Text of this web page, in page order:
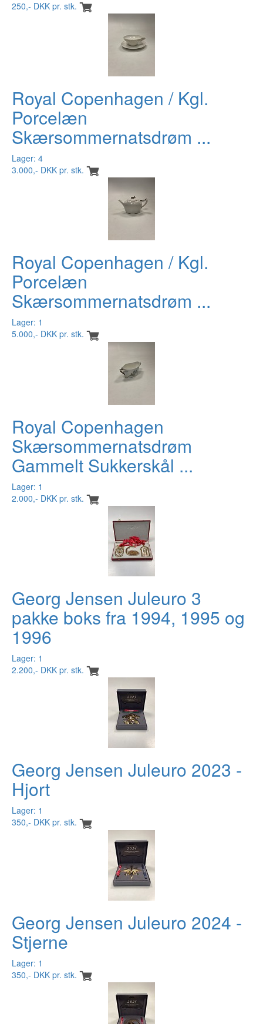
250,- DKK pr. stk.
Royal Copenhagen / Kgl.
Porcelæn
Skærsommernatsdrøm ...
Lager: 4
3.000,- DKK pr. stk.
Royal Copenhagen / Kgl.
Porcelæn
Skærsommernatsdrøm ...
Lager: 1
5.000,- DKK pr. stk.
Royal Copenhagen
Skærsommernatsdrøm
Gammelt Sukkerskål ...
Lager: 1
2.000,- DKK pr. stk.
Georg Jensen Juleuro 3
pakke boks fra 1994, 1995 og
1996
Lager: 1
2.200,- DKK pr. stk.
Georg Jensen Juleuro 2023 -
Hjort
Lager: 1
350,- DKK pr. stk.
Georg Jensen Juleuro 2024 -
Stjerne
Lager: 1
350,- DKK pr. stk.